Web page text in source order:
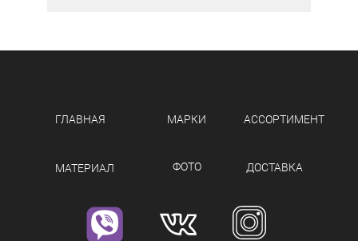
ГЛАВНАЯ
МАТЕРИАЛ
МАРКИ
ФОТО
АССОРТИМЕНТ
ДОСТАВКА